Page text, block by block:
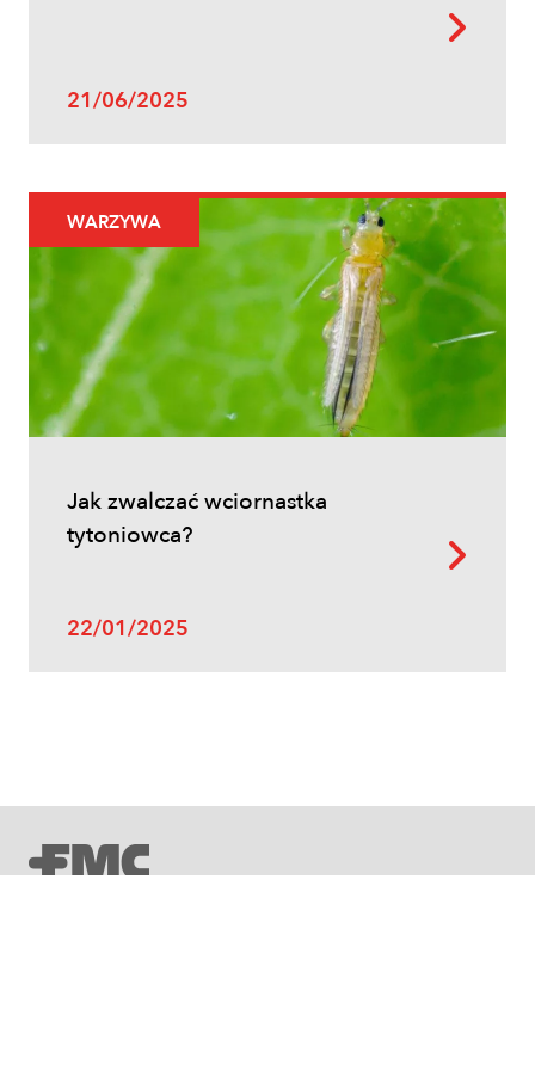
Uprawy polowe
herbicydy wybrać?
Inne
Oprysk na miotłę zbożową wiosną
21/06/2025
WARZYWA
Jak zwalczać wciornastka
tytoniowca?
22/01/2025